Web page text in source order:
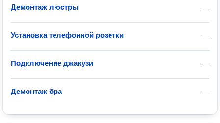
—
Демонтаж люстры
—
Установка телефонной розетки
—
Подключение джакузи
—
Демонтаж бра